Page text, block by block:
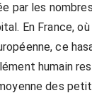
par les
En France, où
ce
humain
des